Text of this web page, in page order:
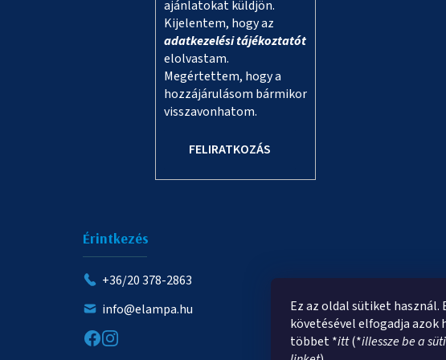
Ez az oldal sütiket használ.
követésével elfogadja azok
többet *itt(*illessze be a
ajánlatokat küldjön.
Kijelentem, hogy az
adatkezelési tájékoztatót
elolvastam.
Megértettem, hogy a
hozzájárulásom bármikor
visszavonhatom.
FELIRATKOZÁS
Érintkezés
+36/20 378-2863
info@elampa.hu